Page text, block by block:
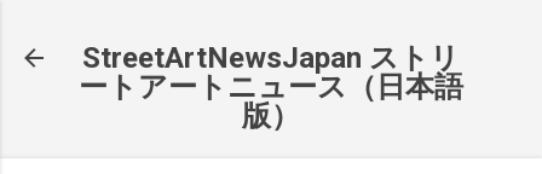
StreetArtNewsJapan ストリ
ートアートニュース（日本語
版）